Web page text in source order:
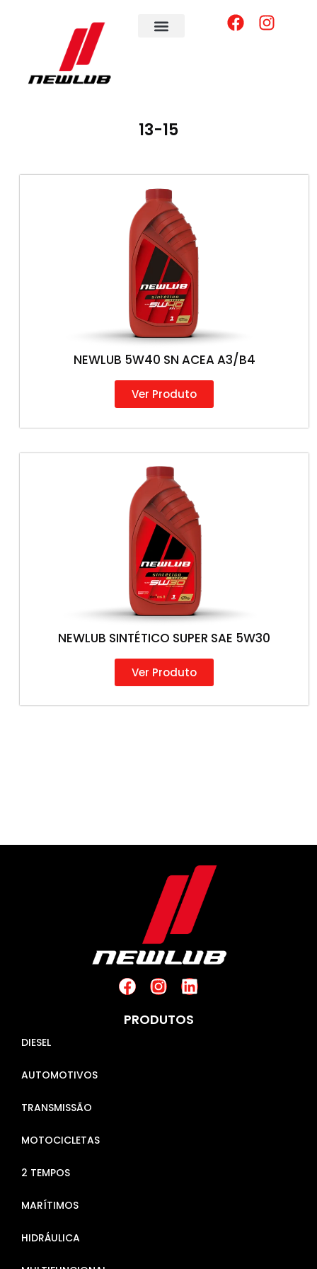
13-15
NEWLUB 5W40 SN ACEA A3/B4
Ver Produto
NEWLUB SINTÉTICO SUPER SAE 5W30
Ver Produto
PRODUTOS
DIESEL
AUTOMOTIVOS
TRANSMISSÃO
MOTOCICLETAS
2 TEMPOS
MARÍTIMOS
HIDRÁULICA